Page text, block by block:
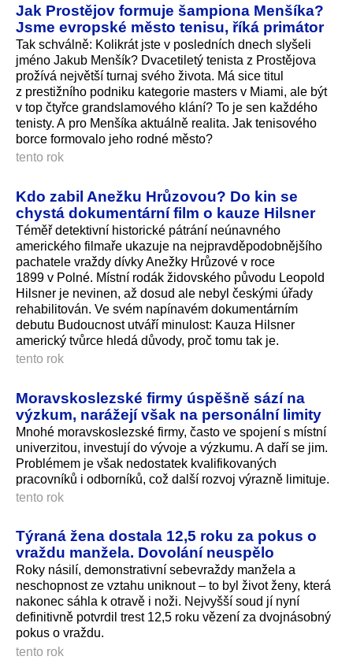
Jak Prostějov formuje šampiona Menšíka?
Jsme evropské město tenisu, říká primátor
Tak schválně: Kolikrát jste v posledních dnech slyšeli
jméno Jakub Menšík? Dvacetiletý tenista z Prostějova
prožívá největší turnaj svého života. Má sice titul
z prestižního podniku kategorie masters v Miami, ale být
v top čtyřce grandslamového klání? To je sen každého
tenisty. A pro Menšíka aktuálně realita. Jak tenisového
borce formovalo jeho rodné město?
tento rok
Kdo zabil Anežku Hrůzovou? Do kin se
chystá dokumentární film o kauze Hilsner
Téměř detektivní historické pátrání neúnavného
amerického filmaře ukazuje na nejpravděpodob­nějšího
pachatele vraždy dívky Anežky Hrůzové v roce
1899 v Polné. Místní rodák židovského původu Leopold
Hilsner je nevinen, až dosud ale nebyl českými úřady
rehabilitován. Ve svém napínavém dokumentárním
debutu Budoucnost utváří minulost: Kauza Hilsner
americký tvůrce hledá důvody, proč tomu tak je.
tento rok
Moravskoslezské firmy úspěšně sází na
výzkum, narážejí však na personální limity
Mnohé moravskoslezské firmy, často ve spojení s místní
univerzitou, investují do vývoje a výzkumu. A daří se jim.
Problémem je však nedostatek kvalifikovaných
pracovníků i odborníků, což další rozvoj výrazně limituje.
tento rok
Týraná žena dostala 12,5 roku za pokus o
vraždu manžela. Dovolání neuspělo
Roky násilí, demonstrativní sebevraždy manžela a
neschopnost ze vztahu uniknout – to byl život ženy, která
nakonec sáhla k otravě i noži. Nejvyšší soud jí nyní
definitivně potvrdil trest 12,5 roku vězení za dvojnásobný
pokus o vraždu.
tento rok